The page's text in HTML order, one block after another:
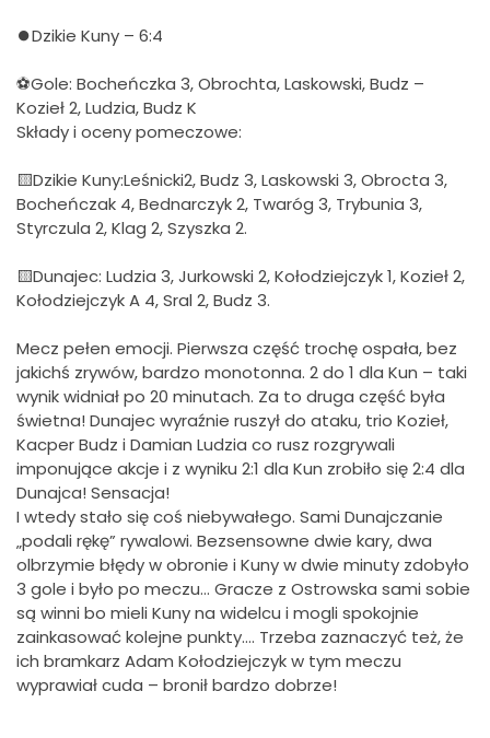
⏺Dzikie Kuny – 6:4
⚽Gole: Bocheńczka 3, Obrochta, Laskowski, Budz –
Kozieł 2, Ludzia, Budz K
Składy i oceny pomeczowe:
🟨Dzikie Kuny:Leśnicki2, Budz 3, Laskowski 3, Obrocta 3,
Bocheńczak 4, Bednarczyk 2, Twaróg 3, Trybunia 3,
Styrczula 2, Klag 2, Szyszka 2.
🟨Dunajec: Ludzia 3, Jurkowski 2, Kołodziejczyk 1, Kozieł 2,
Kołodziejczyk A 4, Sral 2, Budz 3.
Mecz pełen emocji. Pierwsza część trochę ospała, bez
jakichś zrywów, bardzo monotonna. 2 do 1 dla Kun – taki
wynik widniał po 20 minutach. Za to druga część była
świetna! Dunajec wyraźnie ruszył do ataku, trio Kozieł,
Kacper Budz i Damian Ludzia co rusz rozgrywali
imponujące akcje i z wyniku 2:1 dla Kun zrobiło się 2:4 dla
Dunajca! Sensacja!
I wtedy stało się coś niebywałego. Sami Dunajczanie
„podali rękę” rywalowi. Bezsensowne dwie kary, dwa
olbrzymie błędy w obronie i Kuny w dwie minuty zdobyło
3 gole i było po meczu… Gracze z Ostrowska sami sobie
są winni bo mieli Kuny na widelcu i mogli spokojnie
zainkasować kolejne punkty…. Trzeba zaznaczyć też, że
ich bramkarz Adam Kołodziejczyk w tym meczu
wyprawiał cuda – bronił bardzo dobrze!